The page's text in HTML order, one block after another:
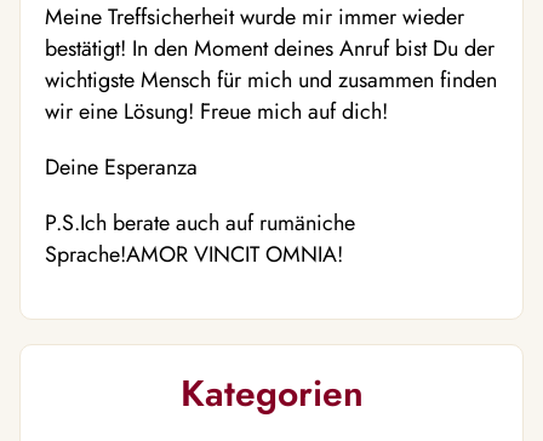
Meine Treffsicherheit wurde mir immer wieder
bestätigt! In den Moment deines Anruf bist Du der
wichtigste Mensch für mich und zusammen finden
wir eine Lösung! Freue mich auf dich!
Deine Esperanza
P.S.Ich berate auch auf rumäniche
Sprache!AMOR VINCIT OMNIA!
Kategorien